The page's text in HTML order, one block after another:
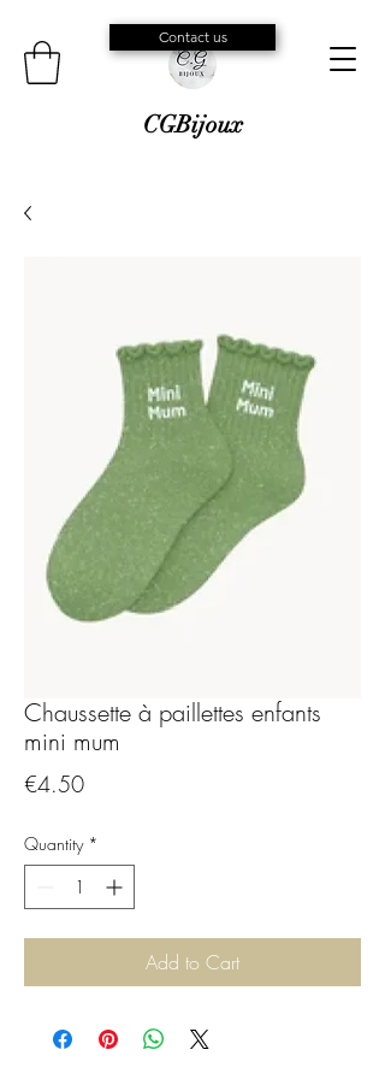
CGBijoux
Contact us
Chaussette à paillettes enfants
mini mum
€4.50Price
Quantity *
Add to Cart